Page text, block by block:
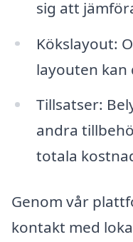
sig att
Kökslayout:
layouten kan
Tillsatser:
andra
totala
Genom vår
kontakt med